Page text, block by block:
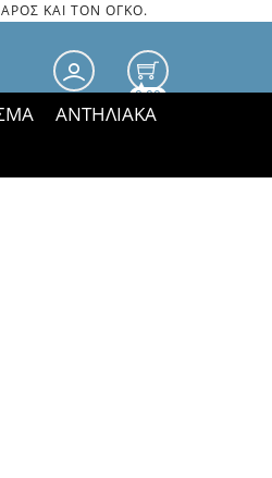
ΚΑΙ ΤΟΝ ΟΓΚΟ.
0.00
ΑΝΤΗΛΙΑΚΑ